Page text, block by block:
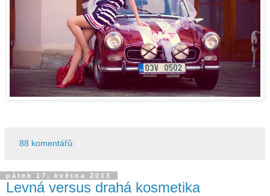
88 komentářů:
pátek 17. května 2013
Levná versus drahá kosmetika